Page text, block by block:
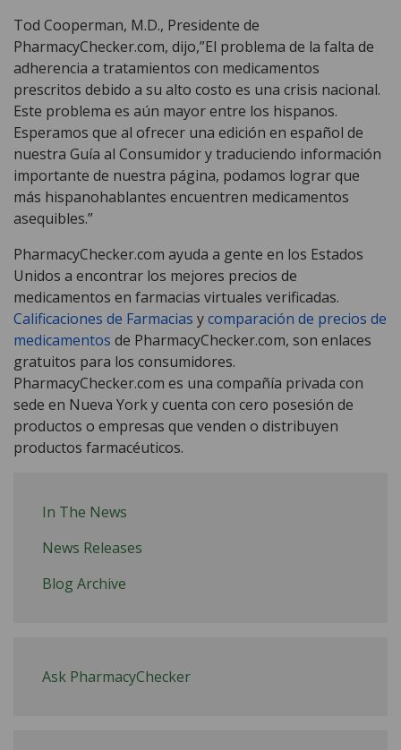
In The News
News Releases
Blog Archive
Ask PharmacyChecker
Tod Cooperman, M.D., Presidente de
PharmacyChecker.com, dijo,”El problema de la falta de
adherencia a tratamientos con medicamentos
prescritos debido a su alto costo es una crisis nacional.
Este problema es aún mayor entre los hispanos.
Esperamos que al ofrecer una edición en español de
nuestra Guía al Consumidor y traduciendo información
importante de nuestra página, podamos lograr que
más hispanohablantes encuentren medicamentos
asequibles.”
PharmacyChecker.com ayuda a gente en los Estados
Unidos a encontrar los mejores precios de
medicamentos en farmacias virtuales verificadas.
Calificaciones de Farmacias ycomparación de precios de
medicamentos de PharmacyChecker.com, son enlaces
gratuitos para los consumidores.
PharmacyChecker.com es una compañía privada con
sede en Nueva York y cuenta con cero posesión de
productos o empresas que venden o distribuyen
productos farmacéuticos.